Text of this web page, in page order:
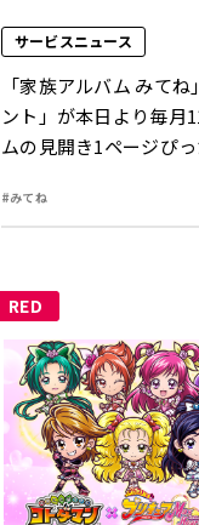
サービスニュース
「家族アルバム みて
ント」が本日より毎月
ムの見開き1ページぴっ
#みてね
RED